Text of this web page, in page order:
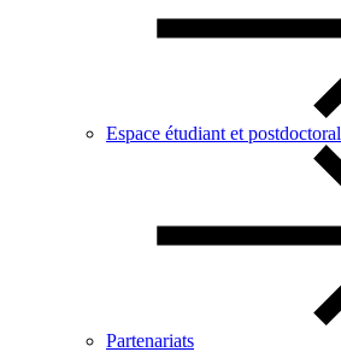
Espace étudiant et postdoctoral
Partenariats